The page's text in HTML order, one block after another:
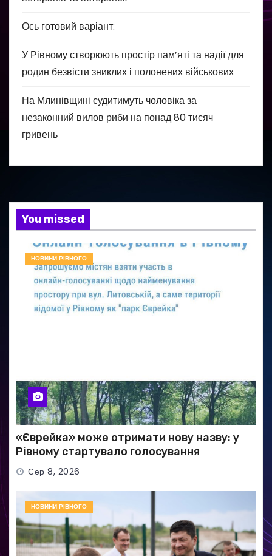
Ось готовий варіант:
У Рівному створюють простір пам’яті та надії для
родин безвісти зниклих і полонених військових
На Млинівщині судитимуть чоловіка за
незаконний вилов риби на понад 80 тисяч
гривень
You missed
НОВИНИ РІВНОГО
«Єврейка» може отримати нову назву: у
Рівному стартувало голосування
Сер 8, 2026
НОВИНИ РІВНОГО